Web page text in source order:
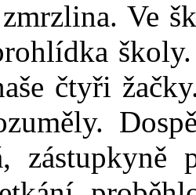
Ve
čtyři